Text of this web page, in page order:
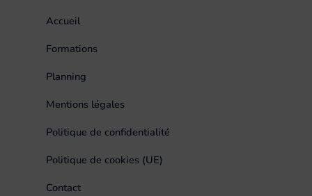
Accueil
Formations
Planning
Mentions légales
Politique de confidentialité
Politique de cookies (UE)
Contact